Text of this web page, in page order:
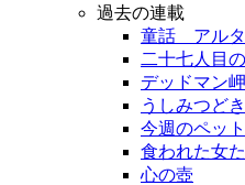
過去の連載
童話 アルタ
二十七人目
デッドマン岬
うしみつどき
今週のペット
食われた女
心の壺